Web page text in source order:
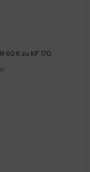
60 K zu KF 170